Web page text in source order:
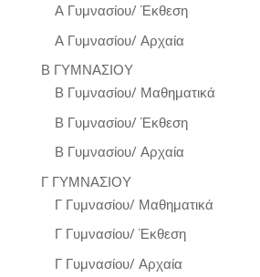
Α Γυμνασίου/ Έκθεση
Α Γυμνασίου/ Αρχαία
Β ΓΥΜΝΑΣΙΟΥ
Β Γυμνασίου/ Μαθηματικά
Β Γυμνασίου/ Έκθεση
Β Γυμνασίου/ Αρχαία
Γ ΓΥΜΝΑΣΙΟΥ
Γ Γυμνασίου/ Μαθηματικά
Γ Γυμνασίου/ Έκθεση
Γ Γυμνασίου/ Αρχαία